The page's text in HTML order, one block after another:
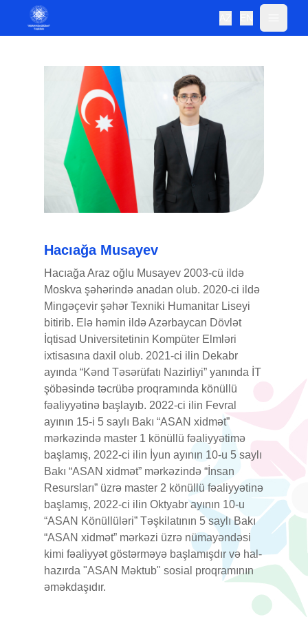
Hacıağa Musayev
Hacıağa Araz oğlu Musayev 2003-cü ildə
Moskva şəhərində anadan olub. 2020-ci ildə
Mingəçevir şəhər Texniki Humanitar Liseyi
bitirib. Elə həmin ildə Azərbaycan Dövlət
İqtisad Universitetinin Kompüter Elmləri
ixtisasına daxil olub. 2021-ci ilin Dekabr
ayında “Kənd Təsərüfatı Nazirliyi” yanında İT
şöbəsində təcrübə proqramında könüllü
fəaliyyətinə başlayıb. 2022-ci ilin Fevral
ayının 15-i 5 saylı Bakı “ASAN xidmət”
mərkəzində master 1 könüllü fəaliyyətimə
başlamış, 2022-ci ilin İyun ayının 10-u 5 saylı
Bakı “ASAN xidmət” mərkəzində “İnsan
Resursları” üzrə master 2 könüllü fəaliyyətinə
başlamış, 2022-ci ilin Oktyabr ayının 10-u
“ASAN Könüllüləri” Təşkilatının 5 saylı Bakı
“ASAN xidmət” mərkəzi üzrə nümayəndəsi
kimi fəaliyyət göstərməyə başlamışdır və hal-
hazırda "ASAN Məktub" sosial proqramının
əməkdaşıdır.